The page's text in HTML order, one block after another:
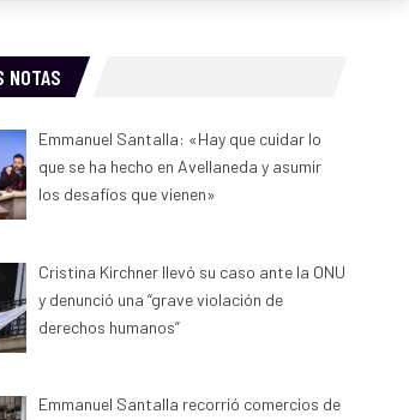
NOTAS
Emmanuel Santalla: «Hay que cuidar lo
que se ha hecho en Avellaneda y asumir
los desafíos que vienen»
Cristina Kirchner llevó su caso ante la ONU
y denunció una “grave violación de
derechos humanos”
Emmanuel Santalla recorrió comercios de